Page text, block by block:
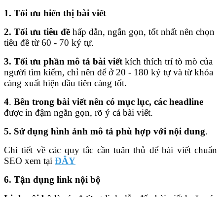
1. Tối ưu hiển thị bài viết
2. Tối ưu tiêu đề hấp dẫn, ngắn gọn, tốt nhất nên chọn
tiêu đề từ 60 - 70 ký tự.
3. Tối ưu phần mô tả bài viết kích thích trí tò mò của
người tìm kiếm, chỉ nên để ở 20 - 180 ký tự và từ khóa
càng xuất hiện đầu tiên càng tốt.
4. Bên trong bài viết nên có mục lục, các headline
được in đậm ngắn gọn, rõ ý cả bài viết.
5. Sử dụng hình ảnh mô tả phù hợp với nội dung.
Chi tiết về các quy tắc cần tuân thủ để bài viết chuẩn
SEO xem tại ĐÂY
6. Tận dụng link nội bộ